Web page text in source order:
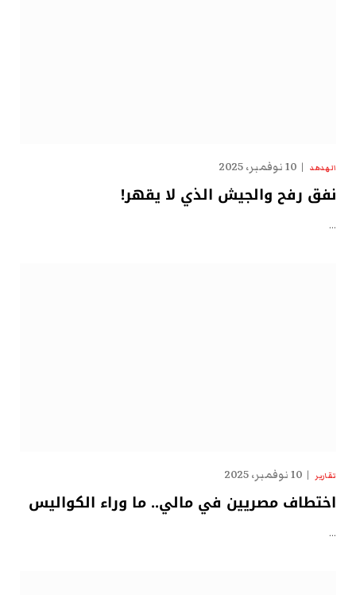
الهدهد 10 نوفمبر، 2025
نفق رفح والجيش الذي لا يقهر!
…
تقارير 10 نوفمبر، 2025
اختطاف مصريين في مالي.. ما وراء الكواليس
…